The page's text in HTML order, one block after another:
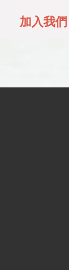
加入我們